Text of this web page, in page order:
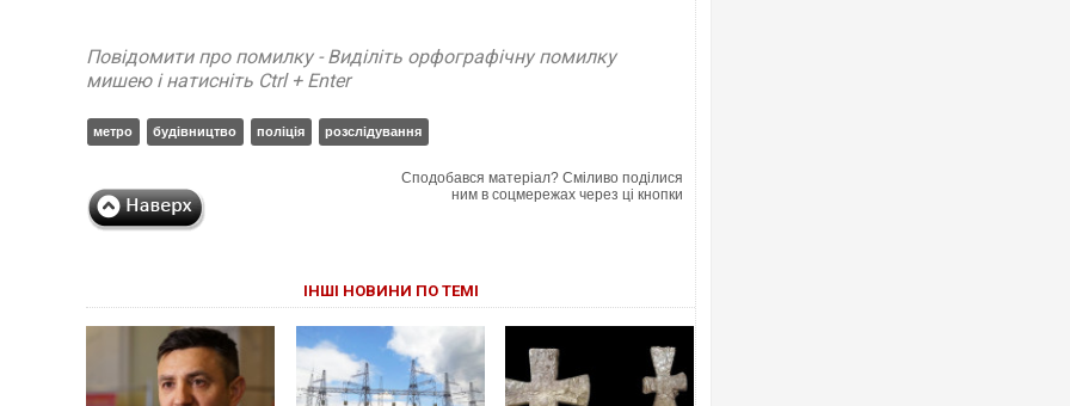
Повідомити про помилку - Виділіть орфографічну помилку
мишею і натисніть Ctrl + Enter
метро будівництво поліція розслідування
Сподобався матеріал? Сміливо поділися
ним в соцмережах через ці кнопки
ІНШІ НОВИНИ ПО ТЕМІ